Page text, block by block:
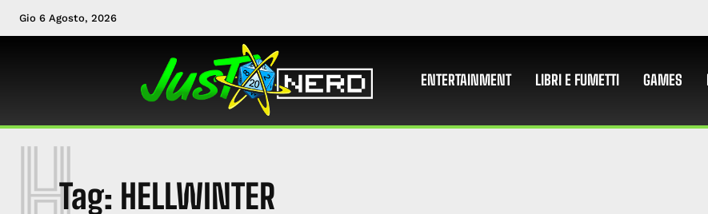
Gio 6 Agosto, 2026
ENTERTAINMENT LIBRI E FUMETTI GAMES
Tag: HELLWINTER